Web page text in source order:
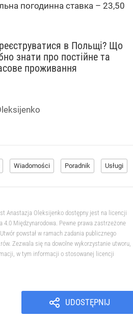
погодинна ставка – 23,50
в Польщі? Що
знати про постійне та
проживання
Wiadomości Poradnik Usługi
Anastazja Oleksijenko dostępny jest na licencji
4.0 Międzynarodowa. Pewne prawa zastrzeżone
powstał w ramach zadania publicznego
Zezwala się na dowolne wykorzystanie utworu,
w tym informacji o stosowanej licencji
UDOSTĘPNIJ